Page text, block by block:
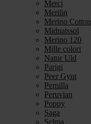
Merci
Merilin
Merino Cotton
Midnatssol
Merino 120
Mille colori
Natur Uld
Parigi
Peer Gynt
Pernilla
Peruvian
Poppy
Saga
Selma